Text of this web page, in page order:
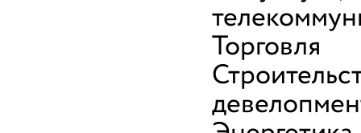
Торговля